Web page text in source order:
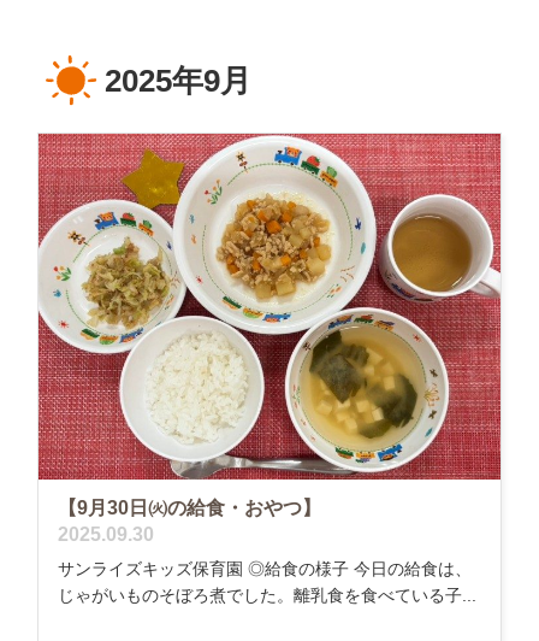
2025年9月
【9月30日㈫の給食・おやつ】
2025.09.30
サンライズキッズ保育園 ◎給食の様子 今日の給食は、
じゃがいものそぼろ煮でした。離乳食を食べている子...